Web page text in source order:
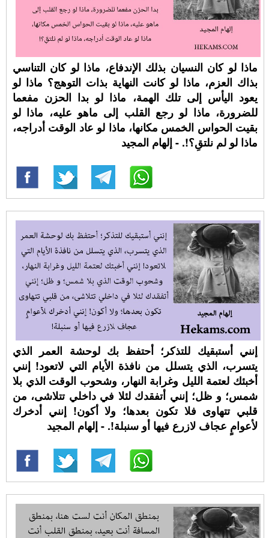
ماذا لو كان النسيان بذلك الإندفاع، ماذا لو كان التناسي
بذاك العزم، ماذا لو كانت النهاية بذات التوهج؟ ماذا لو
يعود اليأس إلى تلك الهمة، ماذا لو بدا الحزن مفعما
للضرورة، ماذا لو رجع القلب إلى ماهو عليه، ماذا لو
بقيت الحواس الخمس مكانها، ماذا لو عاد الوقت أدراجه،
ماذا لو لم نلتقِ؟!. - إلهام المجيد
إنني أستبقيك للتذكر؛ أحتفظ بك لوحشة العمر الذي
يتسرب، الذي يتسلل من نافذة الأيام التي لاتعود! إنني
أخبئك لعتمة الليل وغرابة النهار، وشحوب الوقت الذي بلا
شمس؛ و ظل؛ إنني أتفقدك لئلا في داخلي تتلاشى، من
قلبي تتهاوى فلا تكون بعدها؛ ولا أكون! إنني أدخرك
لأعوامٍ عجاف لازرع فيها أو سنبلة!. - إلهام المجيد